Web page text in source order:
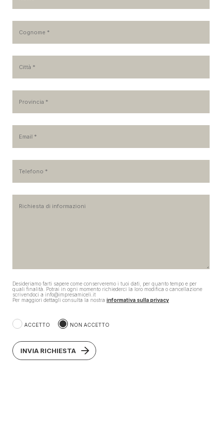
Desideriamo farti sapere come conserveremo i tuoi dati, per quanto tempo e per
quali finalità. Potrai in ogni momento richiederci la loro modifica o cancellazione
scrivendoci a info@impresamiceli.it
Per maggiori dettagli consulta la nostra informativa sulla privacy
ACCETTO NON ACCETTO
INVIA RICHIESTA